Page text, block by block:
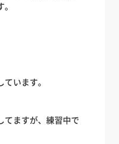
います。
てますが、練習中で